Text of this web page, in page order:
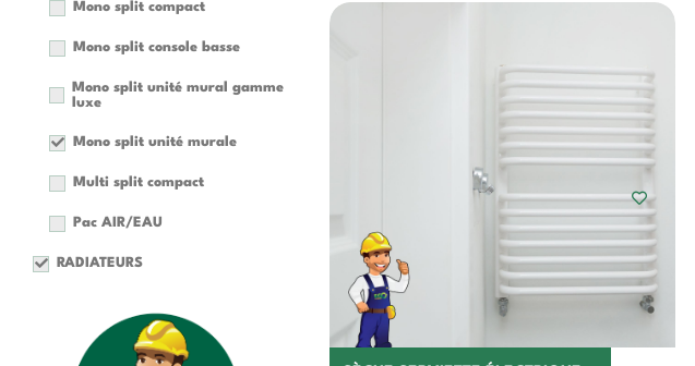
Mono split compact
Mono split console basse
Mono split unité mural gamme
luxe
Mono split unité murale
Multi split compact
Pac AIR/EAU
RADIATEURS
Choisir